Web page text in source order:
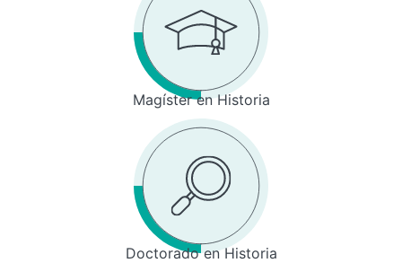
Magíster en Historia
Doctorado en Historia